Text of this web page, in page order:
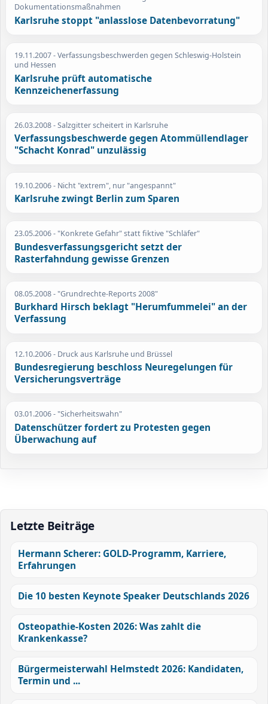
Dokumentationsmaßnahmen
Karlsruhe stoppt "anlasslose Datenbevorratung"
19.11.2007- Verfassungsbeschwerden gegen Schleswig-Holstein
und Hessen
Karlsruhe prüft automatische
Kennzeichenerfassung
26.03.2008- Salzgitter scheitert in Karlsruhe
Verfassungsbeschwerde gegen Atommüllendlager
"Schacht Konrad" unzulässig
19.10.2006- Nicht "extrem", nur "angespannt"
Karlsruhe zwingt Berlin zum Sparen
23.05.2006- "Konkrete Gefahr" statt fiktive "Schläfer"
Bundesverfassungsgericht setzt der
Rasterfahndung gewisse Grenzen
08.05.2008- "Grundrechte-Reports 2008"
Burkhard Hirsch beklagt "Herumfummelei" an der
Verfassung
12.10.2006- Druck aus Karlsruhe und Brüssel
Bundesregierung beschloss Neuregelungen für
Versicherungsverträge
03.01.2006- "Sicherheitswahn"
Datenschützer fordert zu Protesten gegen
Überwachung auf
Letzte Beiträge
Hermann Scherer: GOLD-Programm, Karriere,
Erfahrungen
Die 10 besten Keynote Speaker Deutschlands 2026
Osteopathie-Kosten 2026: Was zahlt die
Krankenkasse?
Bürgermeisterwahl Helmstedt 2026: Kandidaten,
Termin und ...